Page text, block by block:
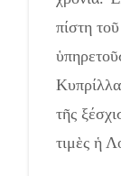
πίστη
τῆς
τιμὲς ἡ